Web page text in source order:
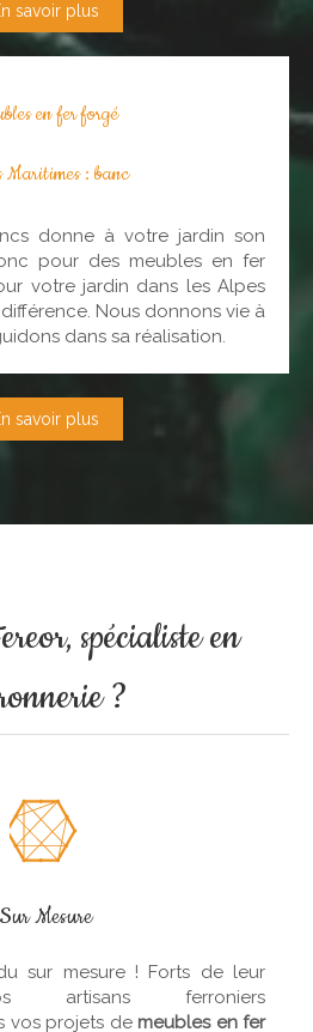
savoir plus
en fer forgé
Maritimes : banc
donne à votre jardin son
pour des meubles en fer
votre jardin dans les Alpes
Nous donnons vie à
dans sa réalisation.
savoir plus
spécialiste en
?
Sur Mesure
sur mesure ! Forts de leur
artisans ferroniers
vos projets de meubles en fer